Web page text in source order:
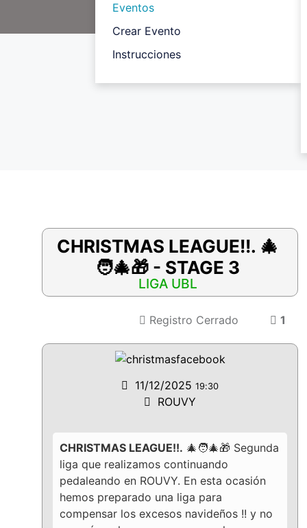
Eventos
Crear Evento
Instrucciones
CHRISTMAS LEAGUE!!. 🎄
🧑‍🎄🎁 - STAGE 3
LIGA UBL
Registro Cerrado 1
11/12/2025 19:30
ROUVY
CHRISTMAS LEAGUE!!. 🎄🧑‍🎄🎁 Segunda
liga que realizamos continuando
pedaleando en ROUVY. En esta ocasión
hemos preparado una liga para
compensar los excesos navideños !! y no